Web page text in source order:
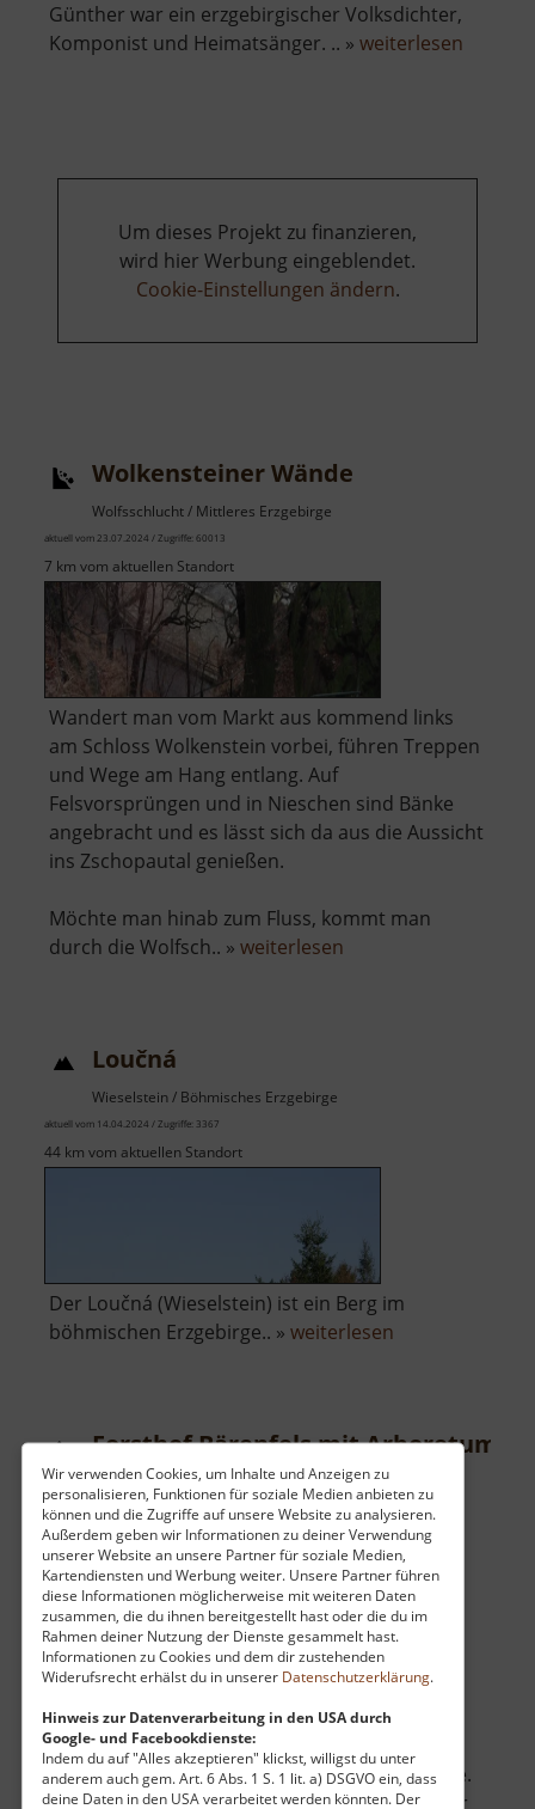
Wir verwenden Cookies, um Inhalte und Anzeigen zu
personalisieren, Funktionen für soziale Medien anbieten zu
können und die Zugriffe auf unsere Website zu analysieren.
Außerdem geben wir Informationen zu deiner Verwendung
unserer Website an unsere Partner für soziale Medien,
Kartendiensten und Werbung weiter. Unsere Partner führen
diese Informationen möglicherweise mit weiteren Daten
zusammen, die du ihnen bereitgestellt hast oder die du im
Rahmen deiner Nutzung der Dienste gesammelt hast.
Informationen zu Cookies und dem dir zustehenden
Widerufsrecht erhälst du in unserer Datenschutzerklärung.
Hinweis zur Datenverarbeitung in den USA durch
Google- und Facebookdienste:
Indem du auf "Alles akzeptieren" klickst, willigst du unter
anderem auch gem. Art. 6 Abs. 1 S. 1 lit. a) DSGVO ein, dass
deine Daten in den USA verarbeitet werden könnten. Der
Günther war ein erzgebirgischer Volksdichter,
Komponist und Heimatsänger. .. » weiterlesen
Um dieses Projekt zu finanzieren,
wird hier Werbung eingeblendet.
Cookie-Einstellungen ändern.
Wolkensteiner Wände
Wolfsschlucht / Mittleres Erzgebirge
aktuell vom 23.07.2024 / Zugriffe: 60013
7 km vom aktuellen Standort
Wandert man vom Markt aus kommend links
am Schloss Wolkenstein vorbei, führen Treppen
und Wege am Hang entlang. Auf
Felsvorsprüngen und in Nieschen sind Bänke
angebracht und es lässt sich da aus die Aussicht
ins Zschopautal genießen.
Möchte man hinab zum Fluss, kommt man
durch die Wolfsch.. » weiterlesen
Loučná
Wieselstein / Böhmisches Erzgebirge
aktuell vom 14.04.2024 / Zugriffe: 3367
44 km vom aktuellen Standort
Der Loučná (Wieselstein) ist ein Berg im
böhmischen Erzgebirge.. » weiterlesen
Forsthof Bärenfels mit Arboretum
Walderlebniszentrum / Osterzgebirge
aktuell vom 10.06.2026 / Zugriffe: 4942
52 km vom aktuellen Standort
Am malerischen Rand von Bärenfels im
Osterzgebirge empfängt ein historischer
Forsthof seine Gäste mit einer faszinierenden
Zeitreise durch die sächsische Waldgeschichte.
Der geschichtsträchtige Gebäudekomplex, der